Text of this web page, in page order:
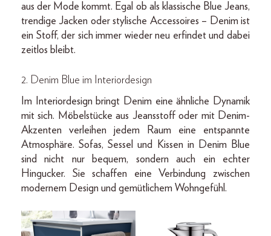
aus der Mode kommt. Egal ob als klassische Blue Jeans,
trendige Jacken oder stylische Accessoires – Denim ist
ein Stoff, der sich immer wieder neu erfindet und dabei
zeitlos bleibt.
2. Denim Blue im Interiordesign
Im Interiordesign bringt Denim eine ähnliche Dynamik
mit sich. Möbelstücke aus Jeansstoff oder mit Denim-
Akzenten verleihen jedem Raum eine entspannte
Atmosphäre. Sofas, Sessel und Kissen in Denim Blue
sind nicht nur bequem, sondern auch ein echter
Hingucker. Sie schaffen eine Verbindung zwischen
modernem Design und gemütlichem Wohngefühl.